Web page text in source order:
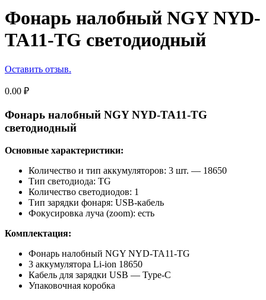
Фонарь налобный NGY NYD-
TA11-TG светодиодный
Оставить отзыв.
0.00 ₽
Фонарь налобный NGY NYD-TA11-TG
светодиодный
Основные характеристики:
Количество и тип аккумуляторов: 3 шт. — 18650
Тип светодиода: TG
Количество светодиодов: 1
Тип зарядки фонаря: USB-кабель
Фокусировка луча (zoom): есть
Комплектация:
Фонарь налобный NGY NYD-TA11-TG
3 аккумулятора Li-ion 18650
Кабель для зарядки USB — Type-C
Упаковочная коробка